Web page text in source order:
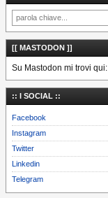
[[ MASTODON ]]
Su Mastodon mi trovi qui:
:: I SOCIAL ::
Facebook
Instagram
Twitter
Linkedin
Telegram